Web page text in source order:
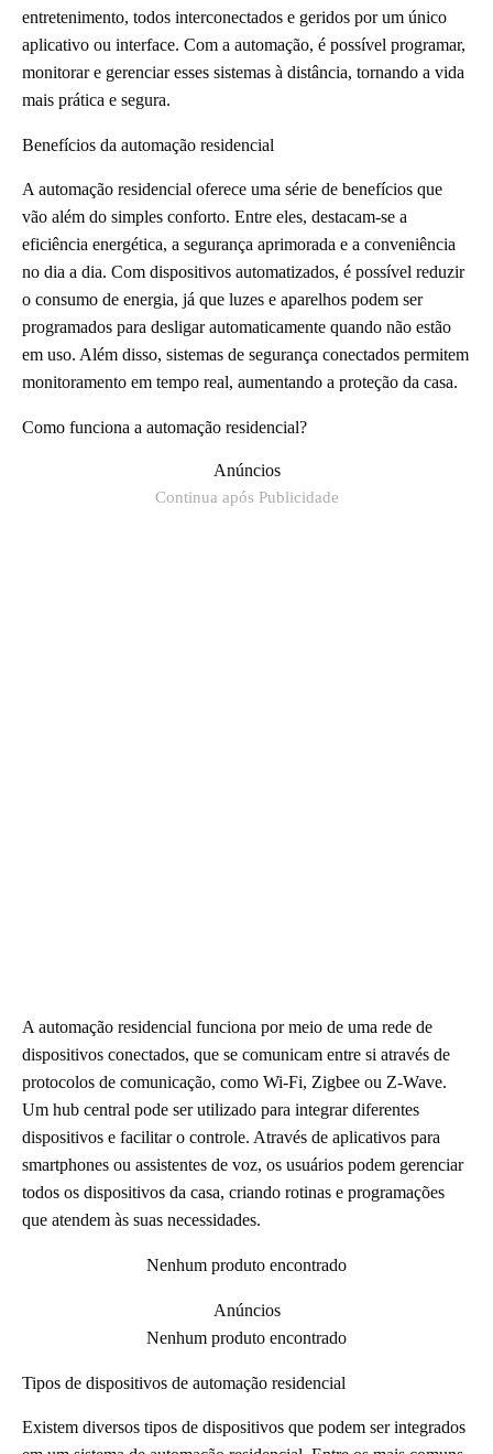
entretenimento, todos interconectados e geridos por um único
aplicativo ou interface. Com a automação, é possível programar,
monitorar e gerenciar esses sistemas à distância, tornando a vida
mais prática e segura.
Benefícios da automação residencial
A automação residencial oferece uma série de benefícios que
vão além do simples conforto. Entre eles, destacam-se a
eficiência energética, a segurança aprimorada e a conveniência
no dia a dia. Com dispositivos automatizados, é possível reduzir
o consumo de energia, já que luzes e aparelhos podem ser
programados para desligar automaticamente quando não estão
em uso. Além disso, sistemas de segurança conectados permitem
monitoramento em tempo real, aumentando a proteção da casa.
Como funciona a automação residencial?
Anúncios
Continua após Publicidade
A automação residencial funciona por meio de uma rede de
dispositivos conectados, que se comunicam entre si através de
protocolos de comunicação, como Wi-Fi, Zigbee ou Z-Wave.
Um hub central pode ser utilizado para integrar diferentes
dispositivos e facilitar o controle. Através de aplicativos para
smartphones ou assistentes de voz, os usuários podem gerenciar
todos os dispositivos da casa, criando rotinas e programações
que atendem às suas necessidades.
Nenhum produto encontrado
Anúncios
Nenhum produto encontrado
Tipos de dispositivos de automação residencial
Existem diversos tipos de dispositivos que podem ser integrados